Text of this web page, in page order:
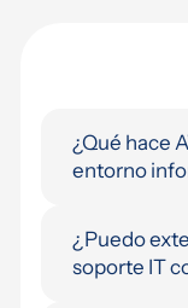
¿Qué hace
entorno
completa:
políticas de
¿Puedo
soporte IT